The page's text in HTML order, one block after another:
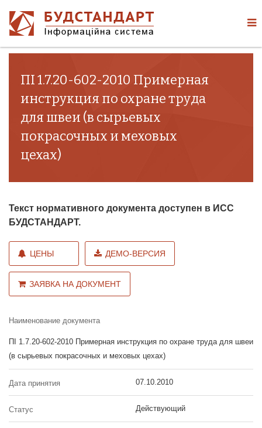
ПІ 1.7.20-602-2010 Примерная
инструкция по охране труда
для швеи (в сырьевых
покрасочных и меховых
цехах)
Текст нормативного документа доступен в ИСС
БУДСТАНДАРТ.
ЦЕНЫ ДЕМО-ВЕРСИЯ
ЗАЯВКА НА ДОКУМЕНТ
Наименование документа
ПІ 1.7.20-602-2010 Примерная инструкция по охране труда для швеи
(в сырьевых покрасочных и меховых цехах)
Дата принятия 07.10.2010
Статус Действующий